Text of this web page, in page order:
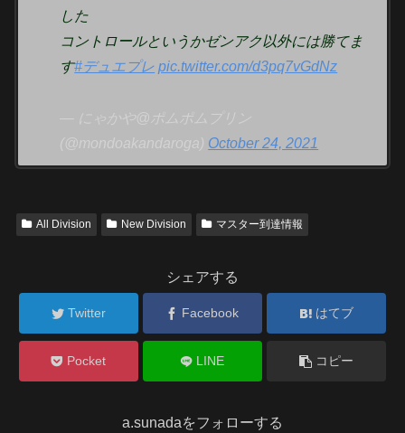
した
コントロールというかゼンアク以外には勝てま
す#デュエプレ pic.twitter.com/d3pq7vGdNz
— にゃかや@ポムポムプリン
(@mondoakandaroga) October 24, 2021
All Division New Division マスター到達情報
シェアする
Twitter Facebook はてブ
Pocket LINE コピー
a.sunadaをフォローする